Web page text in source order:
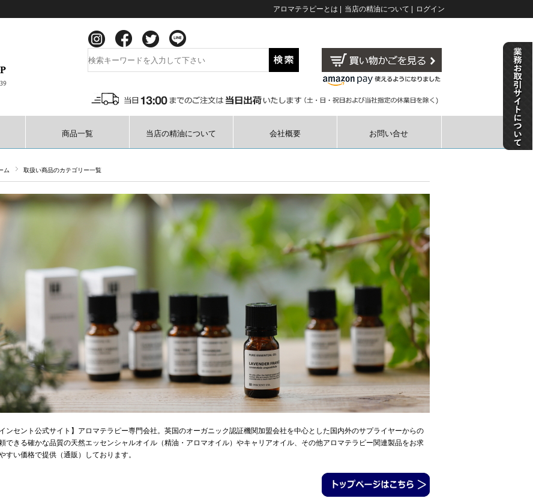
アロマテラピーとは 当店の精油について ログイン
商品一覧 当店の精油について 会社概要 お問い合せ
ム 取扱い商品のカテゴリー一覧
インセント公式サイト】アロマテラピー専門会社。英国のオーガニック認証機関加盟会社を中心とした国内外のサプライヤーからの
できる確かな品質の天然エッセンシャルオイル（精油・アロマオイル）やキャリアオイル、その他アロマテラピー関連製品をお求
すい価格で提供（通販）しております。